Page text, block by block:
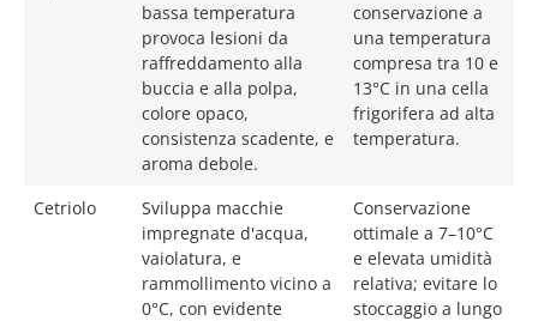
bassa temperatura
provoca lesioni da
raffreddamento alla
buccia e alla polpa,
colore opaco,
consistenza scadente, e
aroma debole.
conservazione a
una temperatura
compresa tra 10 e
13°C in una cella
frigorifera ad alta
temperatura.
Cetriolo
Sviluppa macchie
impregnate d'acqua,
vaiolatura, e
rammollimento vicino a
0°C, con evidente
Conservazione
ottimale a 7–10°C
e elevata umidità
relativa; evitare lo
stoccaggio a lungo